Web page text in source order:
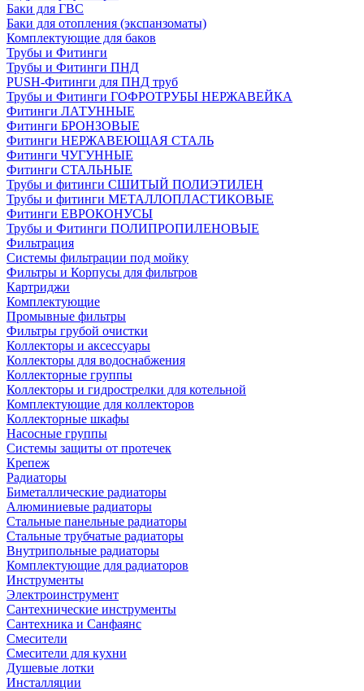
Баки для ГВС
Баки для отопления (экспанзоматы)
Комплектующие для баков
Трубы и Фитинги
Трубы и Фитинги ПНД
PUSH-Фитинги для ПНД труб
Трубы и Фитинги ГОФРОТРУБЫ НЕРЖАВЕЙКА
Фитинги ЛАТУННЫЕ
Фитинги БРОНЗОВЫЕ
Фитинги НЕРЖАВЕЮЩАЯ СТАЛЬ
Фитинги ЧУГУННЫЕ
Фитинги СТАЛЬНЫЕ
Трубы и фитинги СШИТЫЙ ПОЛИЭТИЛЕН
Трубы и фитинги МЕТАЛЛОПЛАСТИКОВЫЕ
Фитинги ЕВРОКОНУСЫ
Трубы и Фитинги ПОЛИПРОПИЛЕНОВЫЕ
Фильтрация
Системы фильтрации под мойку
Фильтры и Корпусы для фильтров
Картриджи
Комплектующие
Промывные фильтры
Фильтры грубой очистки
Коллекторы и аксессуары
Коллекторы для водоснабжения
Коллекторные группы
Коллекторы и гидрострелки для котельной
Комплектующие для коллекторов
Коллекторные шкафы
Насосные группы
Системы защиты от протечек
Крепеж
Радиаторы
Биметаллические радиаторы
Алюминиевые радиаторы
Стальные панельные радиаторы
Стальные трубчатые радиаторы
Внутрипольные радиаторы
Комплектующие для радиаторов
Инструменты
Электроинструмент
Сантехнические инструменты
Сантехника и Санфаянс
Смесители
Смесители для кухни
Душевые лотки
Инсталляции